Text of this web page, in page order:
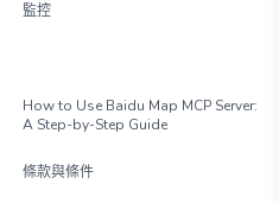
監控
How to Use Baidu Map MCP Server:
A Step-by-Step Guide
條款與條件